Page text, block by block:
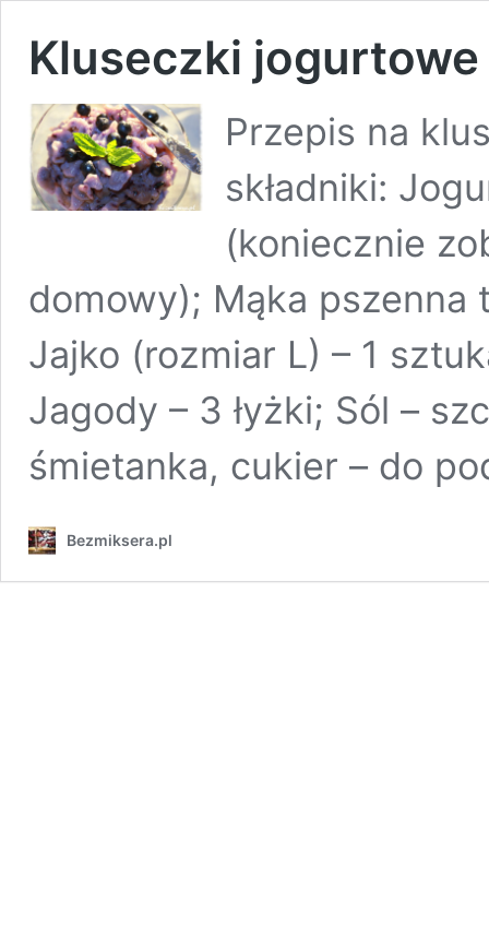
Kluseczki
Przepis na
składniki:
(koniecznie
domowy); Mąka pszenna
Jajko (rozmiar L) – 1
Jagody – 3 łyżki; Sól –
śmietanka, cukier – do
Bezmiksera.pl